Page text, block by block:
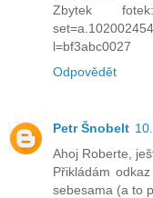
Zbytek fotek:
l=bf3abc0027
Odpovědět
Petr Šnobelt
Ahoj Roberte,
Přikládám
sebesama (a to